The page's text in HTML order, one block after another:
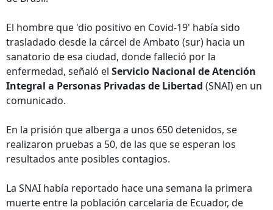
El hombre que 'dio positivo en Covid-19' había sido
trasladado desde la cárcel de Ambato (sur) hacia un
sanatorio de esa ciudad, donde falleció por la
enfermedad, señaló el Servicio Nacional de Atención
Integral a Personas Privadas de Libertad (SNAI) en un
comunicado.
En la prisión que alberga a unos 650 detenidos, se
realizaron pruebas a 50, de las que se esperan los
resultados ante posibles contagios.
La SNAI había reportado hace una semana la primera
muerte entre la población carcelaria de Ecuador, de